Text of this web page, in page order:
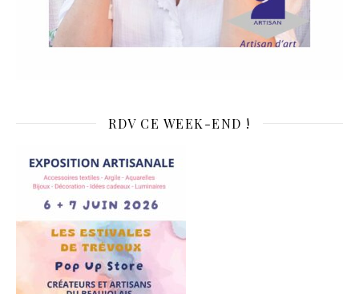
RDV CE WEEK-END !